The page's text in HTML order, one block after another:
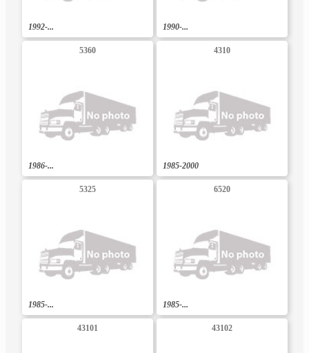
1992-... 1990-...
5360
1986-...
4310
1985-2000
5325
1985-...
6520
1985-...
43101 43102